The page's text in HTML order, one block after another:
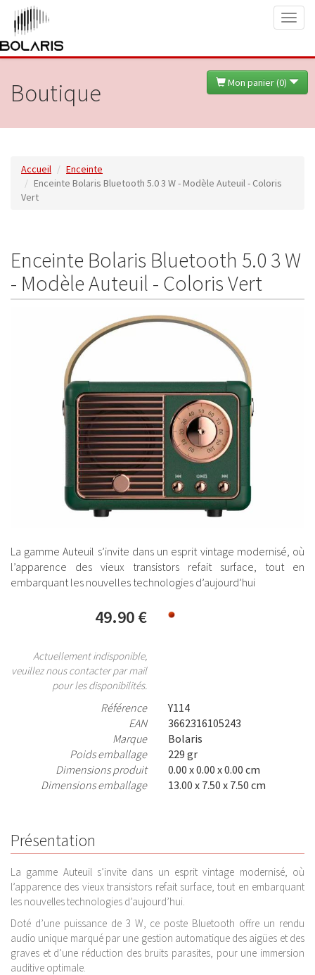
Mon panier (0)
Boutique
Accueil
Enceinte
Enceinte Bolaris Bluetooth 5.0 3 W - Modèle Auteuil - Coloris
Vert
Enceinte Bolaris Bluetooth 5.0 3 W
- Modèle Auteuil - Coloris Vert
La gamme Auteuil s’invite dans un esprit vintage modernisé, où
l’apparence des vieux transistors refait surface, tout en
embarquant les nouvelles technologies d’aujourd’hui
49.90 €
Actuellement indisponible,
veuillez nous contacter par mail
pour les disponibilités.
Référence
Y114
EAN
3662316105243
Marque
Bolaris
Poids emballage
229 gr
Dimensions produit
0.00 x 0.00 x 0.00 cm
Dimensions emballage
13.00 x 7.50 x 7.50 cm
Présentation
La gamme Auteuil s’invite dans un esprit vintage modernisé, où
l’apparence des vieux transistors refait surface, tout en embarquant
les nouvelles technologies d’aujourd’hui.
Doté d’une puissance de 3 W, ce poste Bluetooth offre un rendu
audio unique marqué par une gestion automatique des aigües et des
graves et d’une réduction des bruits parasites, pour une immersion
auditive optimale.